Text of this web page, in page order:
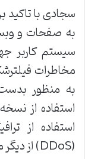
سجادی با تاکید
به صفحات و
سیستم کاربر
مخاطرات
به منظور بدست
استفاده از
استفاده از
(DDoS) از دیگر مخاطراتی است که باید به آن توجه شود.